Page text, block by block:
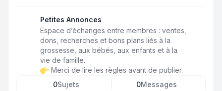
Petites Annonces
Espace d’échanges entre membres : ventes,
dons, recherches et bons plans liés à la
grossesse, aux bébés, aux enfants et à la
vie de famille.
Merci de lire les règles avant de publier.
0Sujets 0Messages